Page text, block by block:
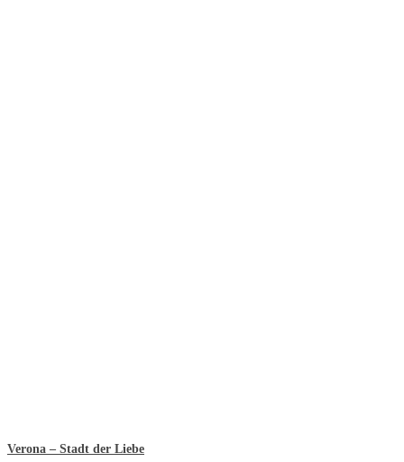
Verona – Stadt der Liebe